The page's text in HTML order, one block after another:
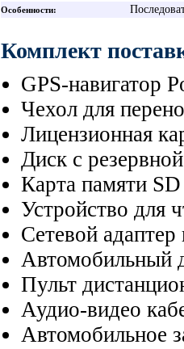
Особенности
Комплект
GPS-навигатор
Чехол для
Лицензионная
Диск с
Карта памяти
Устройство для
Сетевой
Автомобильный
Пульт
Аудио-видео
Автомобильное